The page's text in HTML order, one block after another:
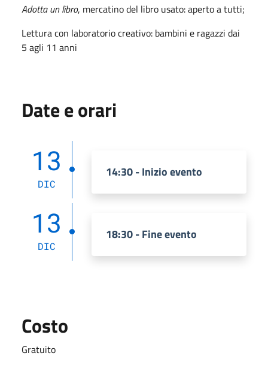
Adotta un libro, mercatino del libro usato: aperto a tutti;
Lettura con laboratorio creativo: bambini e ragazzi dai
5 agli 11 anni
Date e orari
13
DIC
14:30 - Inizio evento
13
DIC
18:30 - Fine evento
Costo
Gratuito